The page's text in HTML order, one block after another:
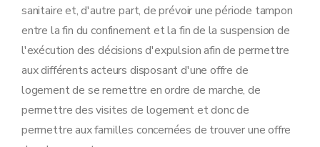
sanitaire et, d'autre part, de prévoir une période tampon
entre la fin du confinement et la fin de la suspension de
l'exécution des décisions d'expulsion afin de permettre
aux différents acteurs disposant d'une offre de
logement de se remettre en ordre de marche, de
permettre des visites de logement et donc de
permettre aux familles concernées de trouver une offre